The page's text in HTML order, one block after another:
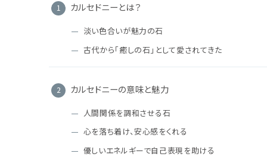
カルセドニーとは？
淡い色合いが魅力の石
古代から「癒しの石」として愛されてきた
カルセドニーの意味と魅力
人間関係を調和させる石
心を落ち着け、安心感をくれる
優しいエネルギーで自己表現を助ける